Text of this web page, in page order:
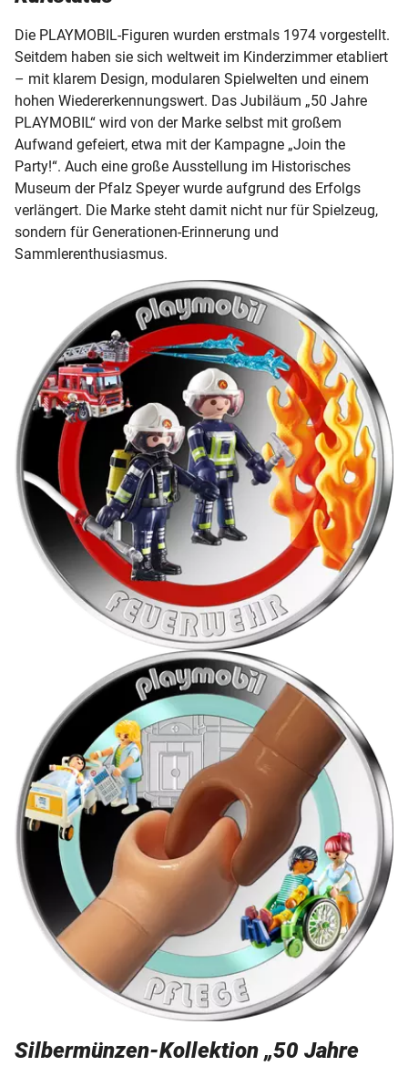
Die PLAYMOBIL-Figuren wurden erstmals 1974 vorgestellt.
Seitdem haben sie sich weltweit im Kinderzimmer etabliert
– mit klarem Design, modularen Spielwelten und einem
hohen Wiedererkennungswert. Das Jubiläum „50 Jahre
PLAYMOBIL“ wird von der Marke selbst mit großem
Aufwand gefeiert, etwa mit der Kampagne „Join the
Party!“. Auch eine große Ausstellung im Historisches
Museum der Pfalz Speyer wurde aufgrund des Erfolgs
verlängert. Die Marke steht damit nicht nur für Spielzeug,
sondern für Generationen-Erinnerung und
Sammlerenthusiasmus.
Silbermünzen-Kollektion „50 Jahre